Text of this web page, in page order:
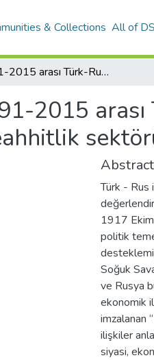
& Collections All of
1991-2015 arası Türk-Rus ekonomik ilişkileri ve bu ilişkilerde müteahhitlik sektörünün rolü
2015
Abstract
Türk - Rus
1917
politik
Soğuk
ve Rusya
ekonomik
imzalanan
ilişkiler
siyasi,